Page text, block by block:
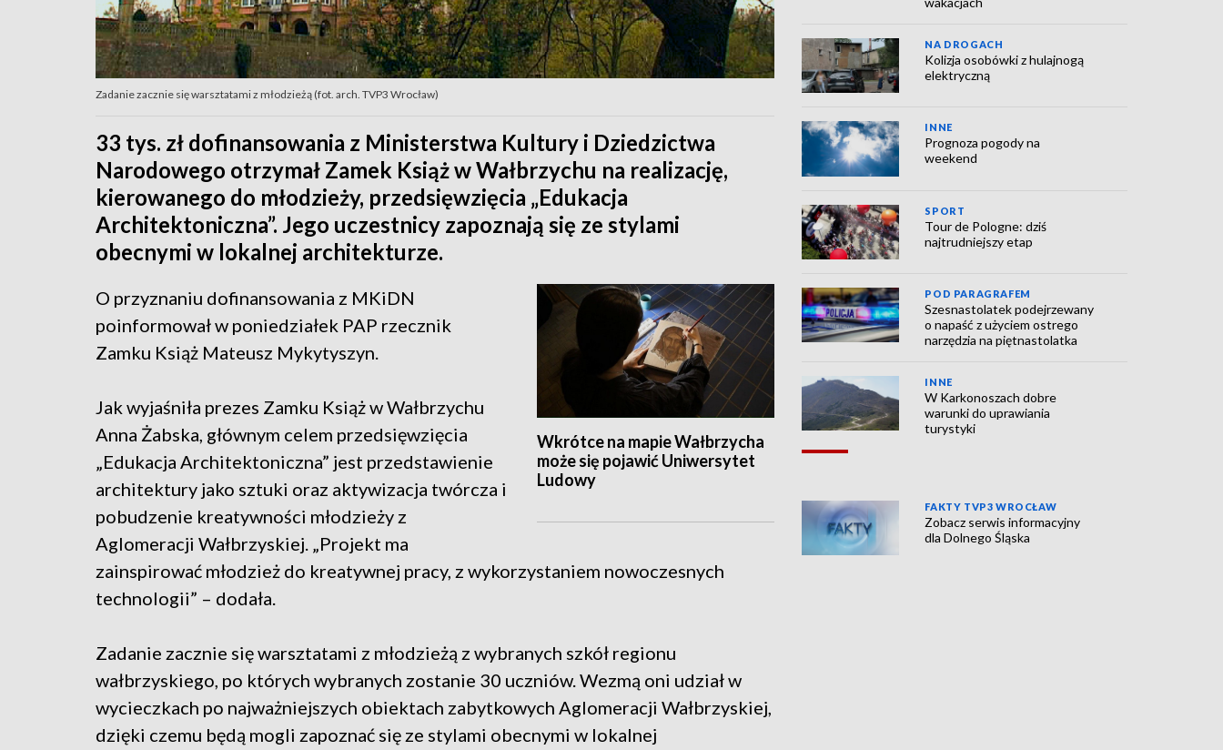
Zadanie zacznie się warsztatami z młodzieżą (fot. arch. TVP3 Wrocław)
33 tys. zł dofinansowania z Ministerstwa Kultury i Dziedzictwa
Narodowego otrzymał Zamek Książ w Wałbrzychu na realizację,
kierowanego do młodzieży, przedsięwzięcia „Edukacja
Architektoniczna”. Jego uczestnicy zapoznają się ze stylami
obecnymi w lokalnej architekturze.
Wkrótce na mapie Wałbrzycha
może się pojawić Uniwersytet
Ludowy
O przyznaniu dofinansowania z MKiDN
poinformował w poniedziałek PAP rzecznik
Zamku Książ Mateusz Mykytyszyn.
Jak wyjaśniła prezes Zamku Książ w Wałbrzychu
Anna Żabska, głównym celem przedsięwzięcia
„Edukacja Architektoniczna” jest przedstawienie
architektury jako sztuki oraz aktywizacja twórcza i
pobudzenie kreatywności młodzieży z
Aglomeracji Wałbrzyskiej. „Projekt ma
zainspirować młodzież do kreatywnej pracy, z wykorzystaniem nowoczesnych
technologii” – dodała.
Zadanie zacznie się warsztatami z młodzieżą z wybranych szkół regionu
wałbrzyskiego, po których wybranych zostanie 30 uczniów. Wezmą oni udział w
wycieczkach po najważniejszych obiektach zabytkowych Aglomeracji Wałbrzyskiej,
dzięki czemu będą mogli zapoznać się ze stylami obecnymi w lokalnej
NA DROGACH
Kolizja osobówki z hulajnogą
elektryczną
INNE
Prognoza pogody na
weekend
SPORT
Tour de Pologne: dziś
najtrudniejszy etap
POD PARAGRAFEM
Szesnastolatek podejrzewany
o napaść z użyciem ostrego
narzędzia na piętnastolatka
INNE
W Karkonoszach dobre
warunki do uprawiania
turystyki
FAKTY TVP3 WROCŁAW
Zobacz serwis informacyjny
dla Dolnego Śląska